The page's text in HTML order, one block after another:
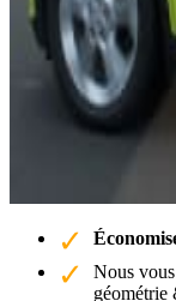
Nous
géométrie